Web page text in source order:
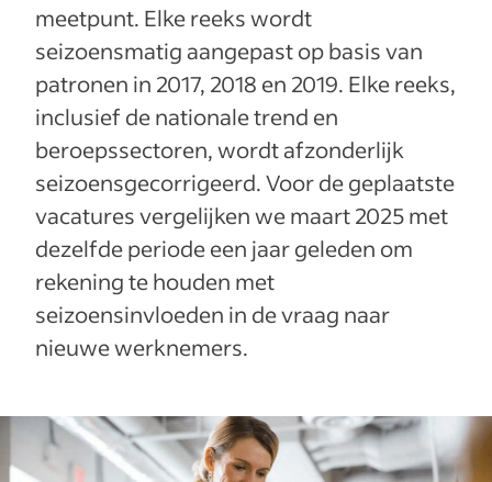
meetpunt. Elke reeks wordt
seizoensmatig aangepast op basis van
patronen in 2017, 2018 en 2019. Elke reeks,
inclusief de nationale trend en
beroepssectoren, wordt afzonderlijk
seizoensgecorrigeerd. Voor de geplaatste
vacatures vergelijken we maart 2025 met
dezelfde periode een jaar geleden om
rekening te houden met
seizoensinvloeden in de vraag naar
nieuwe werknemers.